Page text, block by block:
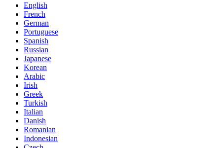
English
French
German
Portuguese
Spanish
Russian
Japanese
Korean
Arabic
Irish
Greek
Turkish
Italian
Danish
Romanian
Indonesian